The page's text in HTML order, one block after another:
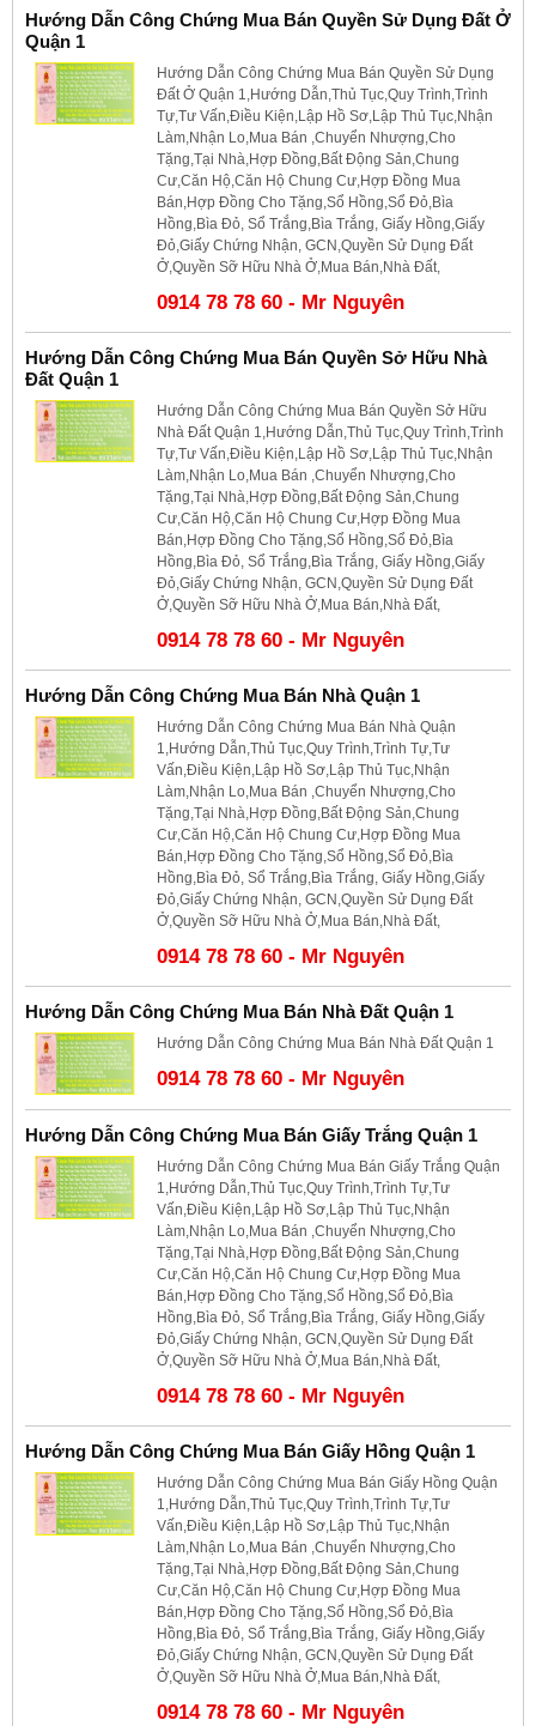
Hướng Dẫn Công Chứng Mua Bán Quyền Sử Dụng Đất Ở
Quận 1
Hướng Dẫn Công Chứng Mua Bán Quyền Sử Dụng
Đất Ở Quận 1,Hướng Dẫn,Thủ Tục,Quy Trình,Trình
Tự,Tư Vấn,Điều Kiện,Lập Hồ Sơ,Lập Thủ Tục,Nhận
Làm,Nhận Lo,Mua Bán ,Chuyển Nhượng,Cho
Tặng,Tại Nhà,Hợp Đồng,Bất Động Sản,Chung
Cư,Căn Hộ,Căn Hộ Chung Cư,Hợp Đồng Mua
Bán,Hợp Đồng Cho Tặng,Sổ Hồng,Sổ Đỏ,Bìa
Hồng,Bìa Đỏ, Sổ Trắng,Bìa Trắng, Giấy Hồng,Giấy
Đỏ,Giấy Chứng Nhận, GCN,Quyền Sử Dụng Đất
Ở,Quyền Sỡ Hữu Nhà Ở,Mua Bán,Nhà Đất,
0914 78 78 60 - Mr Nguyên
Hướng Dẫn Công Chứng Mua Bán Quyền Sở Hữu Nhà
Đất Quận 1
Hướng Dẫn Công Chứng Mua Bán Quyền Sở Hữu
Nhà Đất Quận 1,Hướng Dẫn,Thủ Tục,Quy Trình,Trình
Tự,Tư Vấn,Điều Kiện,Lập Hồ Sơ,Lập Thủ Tục,Nhận
Làm,Nhận Lo,Mua Bán ,Chuyển Nhượng,Cho
Tặng,Tại Nhà,Hợp Đồng,Bất Động Sản,Chung
Cư,Căn Hộ,Căn Hộ Chung Cư,Hợp Đồng Mua
Bán,Hợp Đồng Cho Tặng,Sổ Hồng,Sổ Đỏ,Bìa
Hồng,Bìa Đỏ, Sổ Trắng,Bìa Trắng, Giấy Hồng,Giấy
Đỏ,Giấy Chứng Nhận, GCN,Quyền Sử Dụng Đất
Ở,Quyền Sỡ Hữu Nhà Ở,Mua Bán,Nhà Đất,
0914 78 78 60 - Mr Nguyên
Hướng Dẫn Công Chứng Mua Bán Nhà Quận 1
Hướng Dẫn Công Chứng Mua Bán Nhà Quận
1,Hướng Dẫn,Thủ Tục,Quy Trình,Trình Tự,Tư
Vấn,Điều Kiện,Lập Hồ Sơ,Lập Thủ Tục,Nhận
Làm,Nhận Lo,Mua Bán ,Chuyển Nhượng,Cho
Tặng,Tại Nhà,Hợp Đồng,Bất Động Sản,Chung
Cư,Căn Hộ,Căn Hộ Chung Cư,Hợp Đồng Mua
Bán,Hợp Đồng Cho Tặng,Sổ Hồng,Sổ Đỏ,Bìa
Hồng,Bìa Đỏ, Sổ Trắng,Bìa Trắng, Giấy Hồng,Giấy
Đỏ,Giấy Chứng Nhận, GCN,Quyền Sử Dụng Đất
Ở,Quyền Sỡ Hữu Nhà Ở,Mua Bán,Nhà Đất,
0914 78 78 60 - Mr Nguyên
Hướng Dẫn Công Chứng Mua Bán Nhà Đất Quận 1
Hướng Dẫn Công Chứng Mua Bán Nhà Đất Quận 1
0914 78 78 60 - Mr Nguyên
Hướng Dẫn Công Chứng Mua Bán Giấy Trắng Quận 1
Hướng Dẫn Công Chứng Mua Bán Giấy Trắng Quận
1,Hướng Dẫn,Thủ Tục,Quy Trình,Trình Tự,Tư
Vấn,Điều Kiện,Lập Hồ Sơ,Lập Thủ Tục,Nhận
Làm,Nhận Lo,Mua Bán ,Chuyển Nhượng,Cho
Tặng,Tại Nhà,Hợp Đồng,Bất Động Sản,Chung
Cư,Căn Hộ,Căn Hộ Chung Cư,Hợp Đồng Mua
Bán,Hợp Đồng Cho Tặng,Sổ Hồng,Sổ Đỏ,Bìa
Hồng,Bìa Đỏ, Sổ Trắng,Bìa Trắng, Giấy Hồng,Giấy
Đỏ,Giấy Chứng Nhận, GCN,Quyền Sử Dụng Đất
Ở,Quyền Sỡ Hữu Nhà Ở,Mua Bán,Nhà Đất,
0914 78 78 60 - Mr Nguyên
Hướng Dẫn Công Chứng Mua Bán Giấy Hồng Quận 1
Hướng Dẫn Công Chứng Mua Bán Giấy Hồng Quận
1,Hướng Dẫn,Thủ Tục,Quy Trình,Trình Tự,Tư
Vấn,Điều Kiện,Lập Hồ Sơ,Lập Thủ Tục,Nhận
Làm,Nhận Lo,Mua Bán ,Chuyển Nhượng,Cho
Tặng,Tại Nhà,Hợp Đồng,Bất Động Sản,Chung
Cư,Căn Hộ,Căn Hộ Chung Cư,Hợp Đồng Mua
Bán,Hợp Đồng Cho Tặng,Sổ Hồng,Sổ Đỏ,Bìa
Hồng,Bìa Đỏ, Sổ Trắng,Bìa Trắng, Giấy Hồng,Giấy
Đỏ,Giấy Chứng Nhận, GCN,Quyền Sử Dụng Đất
Ở,Quyền Sỡ Hữu Nhà Ở,Mua Bán,Nhà Đất,
0914 78 78 60 - Mr Nguyên